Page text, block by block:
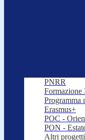
PNRR
Formazione
Programma
Erasmus+
POC -
PON -
Altri progetti